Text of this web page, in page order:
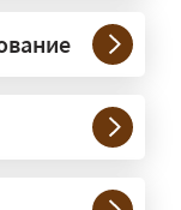
груза.